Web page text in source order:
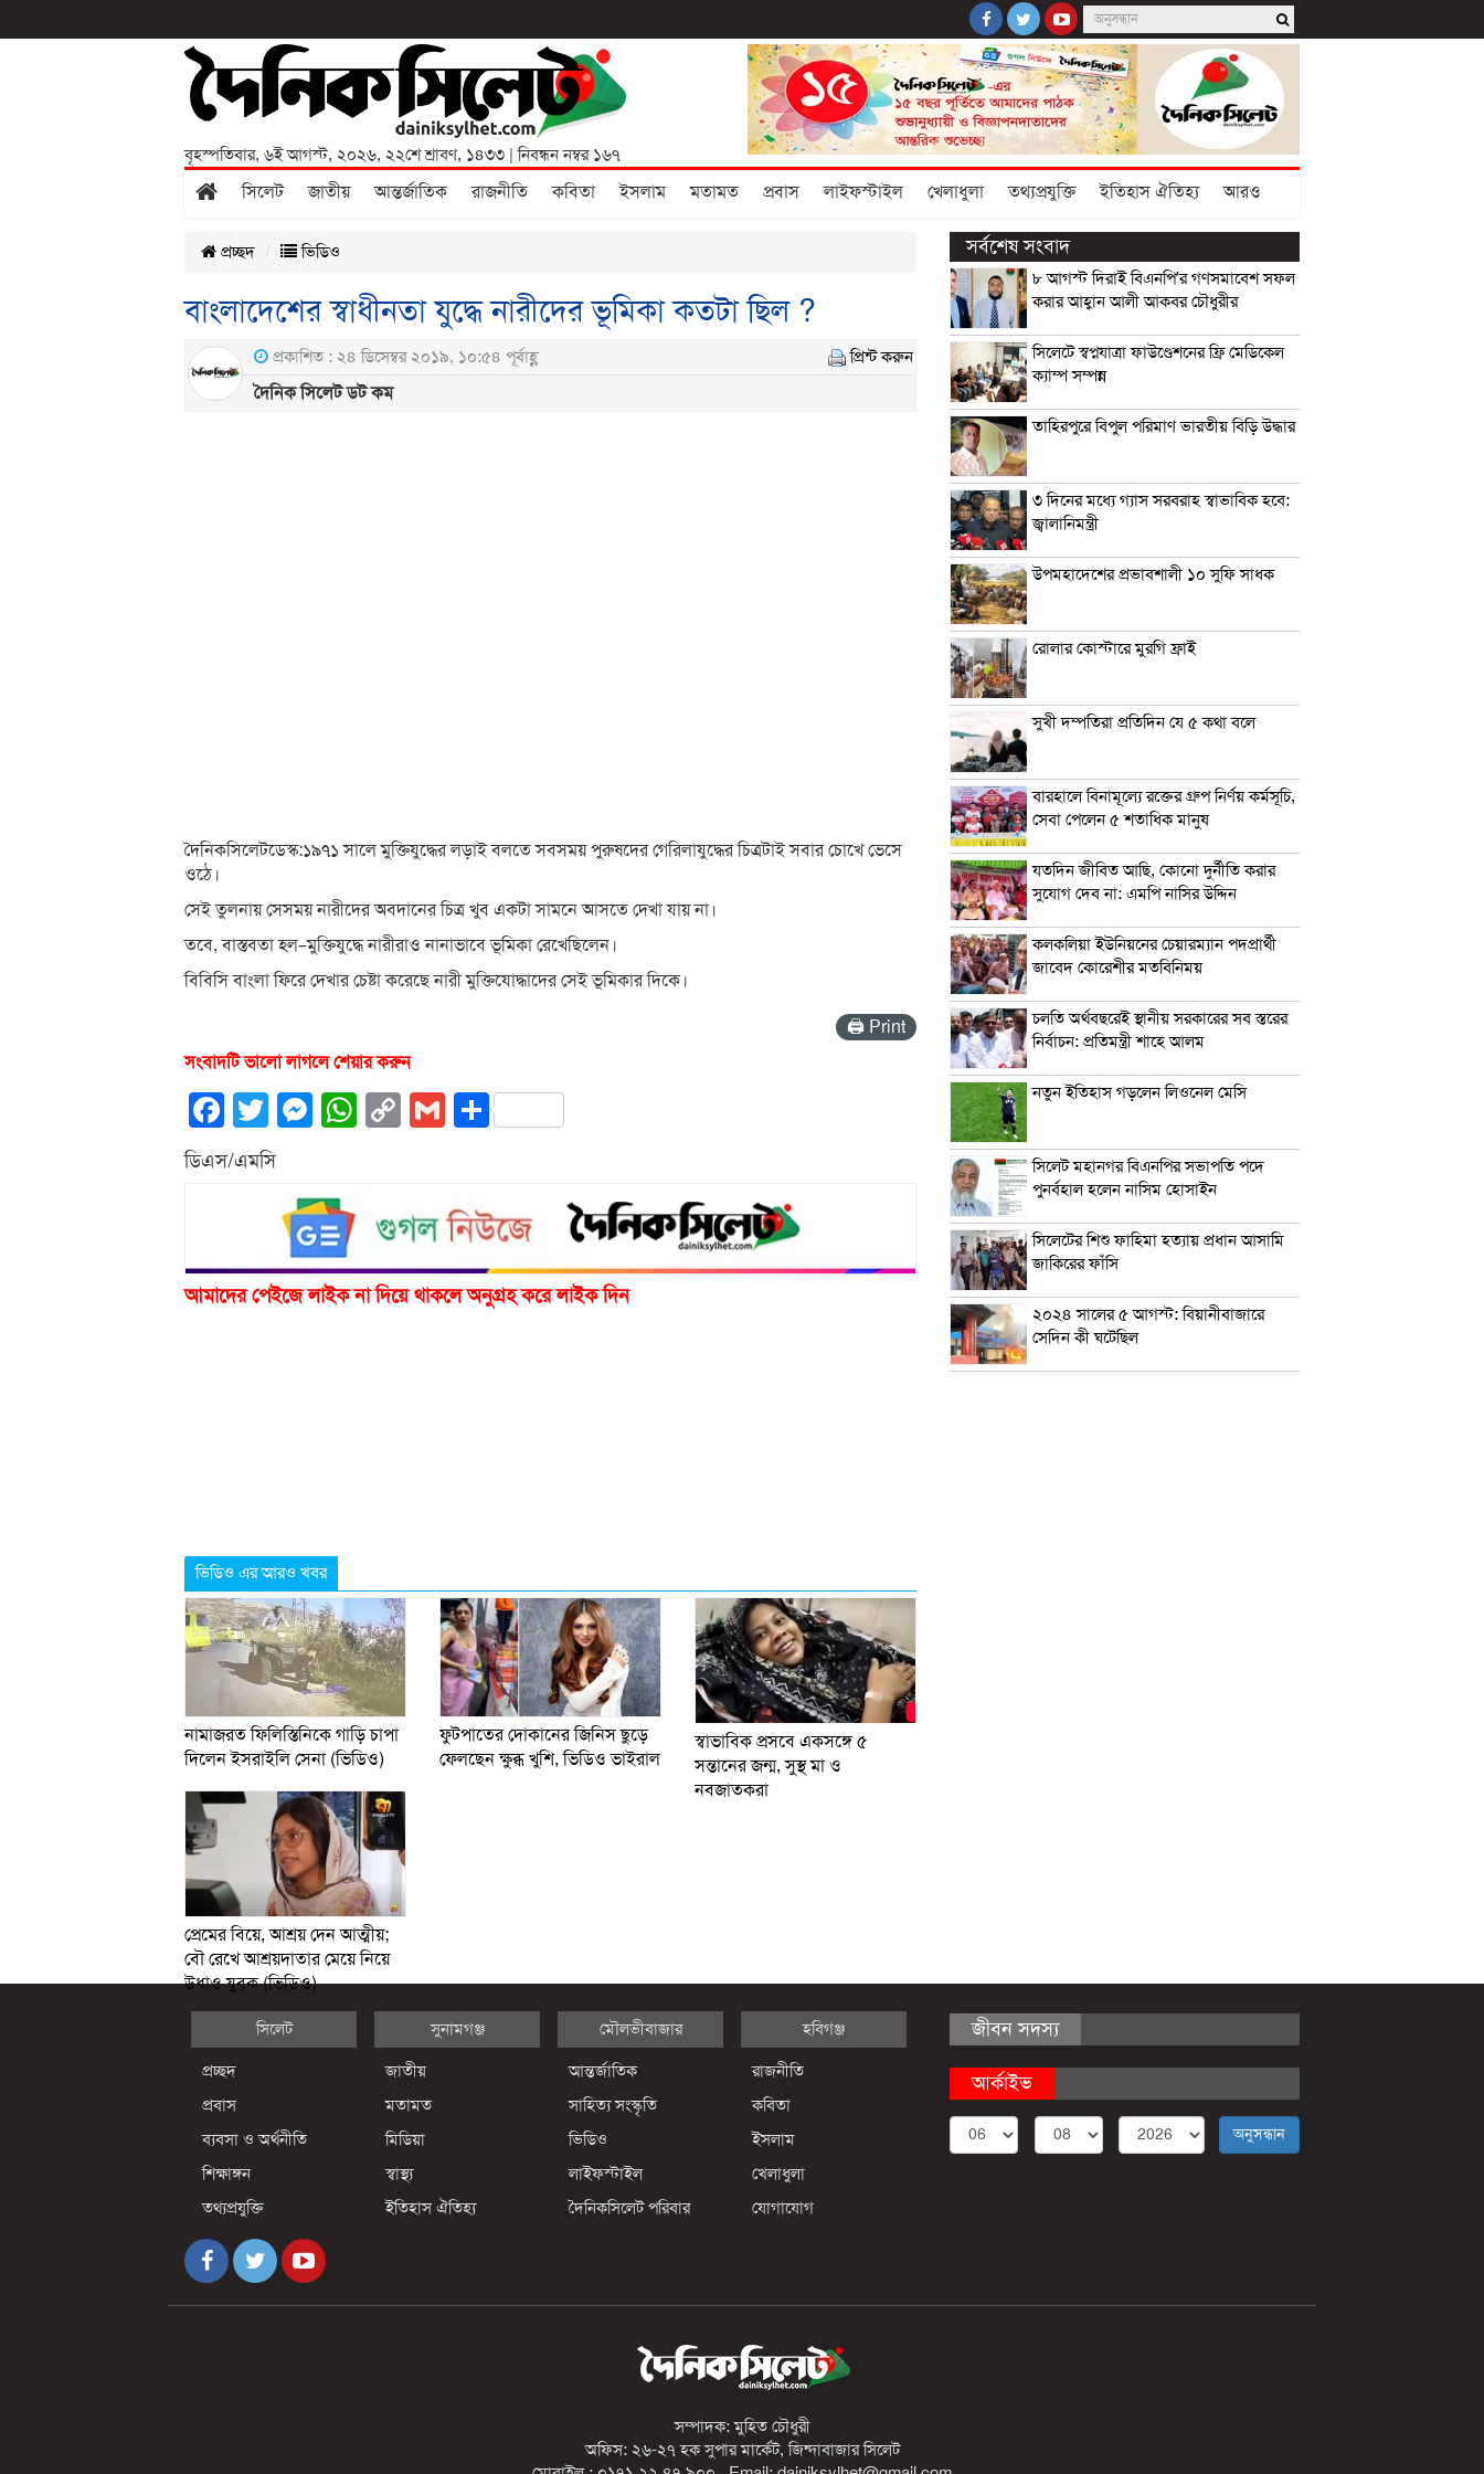
বৃহস্পতিবার, ৬ই আগস্ট, ২০২৬, ২২শে শ্রাবণ, ১৪৩৩ | নিবন্ধন নম্বর ১৬৭
সিলেট জাতীয় আন্তর্জাতিক রাজনীতি কবিতা ইসলাম মতামত প্রবাস লাইফস্টাইল খেলাধুলা তথ্যপ্রযুক্তি ইতিহাস ঐতিহ্য আরও
প্রচ্ছদ ভিডিও
বাংলাদেশের স্বাধীনতা যুদ্ধে নারীদের ভূমিকা কতটা ছিল ?
প্রকাশিত : ২৪ ডিসেম্বর ২০১৯, ১০:৫৪ পূর্বাহ্ণ প্রিন্ট করুন
দৈনিক সিলেট ডট কম
দৈনিকসিলেটডেস্ক:১৯৭১ সালে মুক্তিযুদ্ধের লড়াই বলতে সবসময় পুরুষদের গেরিলাযুদ্ধের চিত্রটাই সবার চোখে ভেসে
ওঠে।
সেই তুলনায় সেসময় নারীদের অবদানের চিত্র খুব একটা সামনে আসতে দেখা যায় না।
তবে, বাস্তবতা হল–মুক্তিযুদ্ধে নারীরাও নানাভাবে ভূমিকা রেখেছিলেন।
বিবিসি বাংলা ফিরে দেখার চেষ্টা করেছে নারী মুক্তিযোদ্ধাদের সেই ভূমিকার দিকে।
🖨 Print
সংবাদটি ভালো লাগলে শেয়ার করুন
Facebook
Twitter
Messenger
WhatsApp
CopyGmailShare
ডিএস/এমসি
আমাদের পেইজে লাইক না দিয়ে থাকলে অনুগ্রহ করে লাইক দিন
ভিডিও এর আরও খবর
নামাজরত ফিলিস্তিনিকে গাড়ি চাপা
দিলেন ইসরাইলি সেনা (ভিডিও)
ফুটপাতের দোকানের জিনিস ছুড়ে
ফেলছেন ক্ষুব্ধ খুশি, ভিডিও ভাইরাল
স্বাভাবিক প্রসবে একসঙ্গে ৫
সন্তানের জন্ম, সুস্থ মা ও
নবজাতকরা
প্রেমের বিয়ে, আশ্রয় দেন আত্মীয়;
বৌ রেখে আশ্রয়দাতার মেয়ে নিয়ে
উধাও যুবক (ভিডিও)
সর্বশেষ সংবাদ
৮ আগস্ট দিরাই বিএনপি’র গণসমাবেশ সফল
করার আহ্বান আলী আকবর চৌধুরীর
সিলেটে স্বপ্নযাত্রা ফাউণ্ডেশনের ফ্রি মেডিকেল
ক্যাম্প সম্পন্ন
তাহিরপুরে বিপুল পরিমাণ ভারতীয় বিড়ি উদ্ধার
৩ দিনের মধ্যে গ্যাস সরবরাহ স্বাভাবিক হবে:
জ্বালানিমন্ত্রী
উপমহাদেশের প্রভাবশালী ১০ সুফি সাধক
রোলার কোস্টারে মুরগি ফ্রাই
সুখী দম্পতিরা প্রতিদিন যে ৫ কথা বলে
বারহালে বিনামূল্যে রক্তের গ্রুপ নির্ণয় কর্মসূচি,
সেবা পেলেন ৫ শতাধিক মানুষ
যতদিন জীবিত আছি, কোনো দুর্নীতি করার
সুযোগ দেব না: এমপি নাসির উদ্দিন
কলকলিয়া ইউনিয়নের চেয়ারম্যান পদপ্রার্থী
জাবেদ কোরেশীর মতবিনিময়
চলতি অর্থবছরেই স্থানীয় সরকারের সব স্তরের
নির্বাচন: প্রতিমন্ত্রী শাহে আলম
নতুন ইতিহাস গড়লেন লিওনেল মেসি
সিলেট মহানগর বিএনপির সভাপতি পদে
পুনর্বহাল হলেন নাসিম হোসাইন
সিলেটের শিশু ফাহিমা হত্যায় প্রধান আসামি
জাকিরের ফাঁসি
২০২৪ সালের ৫ আগস্ট: বিয়ানীবাজারে
সেদিন কী ঘটেছিল
সিলেট সুনামগঞ্জ মৌলভীবাজার হবিগঞ্জ
প্রচ্ছদ জাতীয় আন্তর্জাতিক
রাজনীতি
প্রবাস
মতামত সাহিত্য সংস্কৃতি
কবিতা
ব্যবসা ও অর্থনীতি
মিডিয়া ভিডিও
ইসলাম
শিক্ষাঙ্গন
স্বাস্থ্য লাইফস্টাইল
খেলাধুলা
তথ্যপ্রযুক্তি
ইতিহাস ঐতিহ্য দৈনিকসিলেট পরিবার যোগাযোগ
জীবন সদস্য
আর্কাইভ
সম্পাদক: মুহিত চৌধুরী
অফিস: ২৬-২৭ হক সুপার মার্কেট, জিন্দাবাজার সিলেট